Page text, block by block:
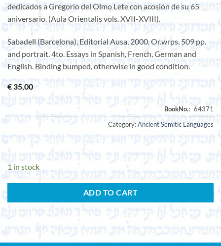
dedicados a Gregorio del Olmo Lete con acosión de su 65
aniversario. (Aula Orientalis vols. XVII-XVIII).
Sabadell (Barcelona), Editorial Ausa, 2000. Or.wrps. 509 pp.
and portrait. 4to. Essays in Spanish, French, German and
English. Binding bumped, otherwise in good condition.
€35,00
Category:Ancient Semitic Languages
1 in stock
ADD TO CART